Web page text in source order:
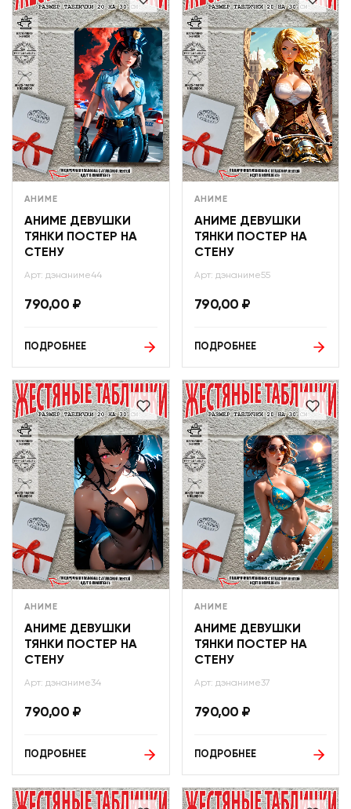
АНИМЕ
АНИМЕ ДЕВУШКИ
ТЯНКИ ПОСТЕР НА
СТЕНУ
Арт: дэнаниме44
790,00 ₽
ПОДРОБНЕЕ
АНИМЕ
АНИМЕ ДЕВУШКИ
ТЯНКИ ПОСТЕР НА
СТЕНУ
Арт: дэнаниме55
790,00 ₽
ПОДРОБНЕЕ
АНИМЕ
АНИМЕ ДЕВУШКИ
ТЯНКИ ПОСТЕР НА
СТЕНУ
Арт: дэнаниме34
790,00 ₽
ПОДРОБНЕЕ
АНИМЕ
АНИМЕ ДЕВУШКИ
ТЯНКИ ПОСТЕР НА
СТЕНУ
Арт: дэнаниме37
790,00 ₽
ПОДРОБНЕЕ